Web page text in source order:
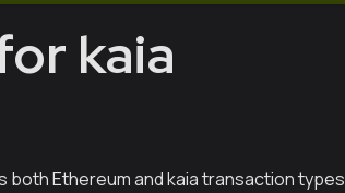
kaia
both Ethereum and kaia transaction types